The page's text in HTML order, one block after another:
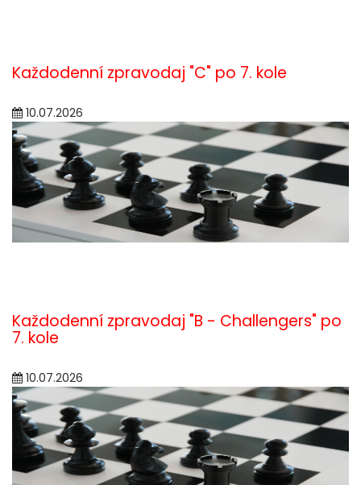
Každodenní zpravodaj "C" po 7. kole
10.07.2026
Každodenní zpravodaj "B - Challengers" po
7. kole
10.07.2026